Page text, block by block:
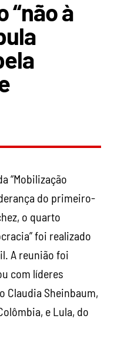
“não à
“Mobilização
do primeiro-
o quarto
foi realizado
A reunião foi
com líderes
Claudia Sheinbaum,
e Lula, do